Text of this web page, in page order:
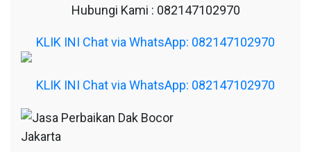
Hubungi Kami : 082147102970
KLIK INI Chat via WhatsApp: 082147102970
KLIK INI Chat via WhatsApp: 082147102970